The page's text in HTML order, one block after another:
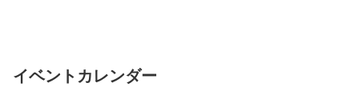
イベントカレンダー